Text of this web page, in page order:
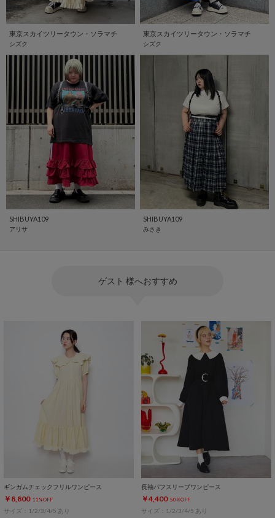
東京スカイツリータウン・ソラマチ
シズク
東京スカイツリータウン・ソラマチ
シズク
SHIBUYA109
アリサ
SHIBUYA109
みさき
ゲスト 様へおすすめ
ギンガムチェックフリルワンピース
￥8,800 11%OFF
サイズ：1/2/3/4/5 あり
長袖パフスリーブワンピース
￥4,400 50%OFF
サイズ：1/2/3/4/5 あり